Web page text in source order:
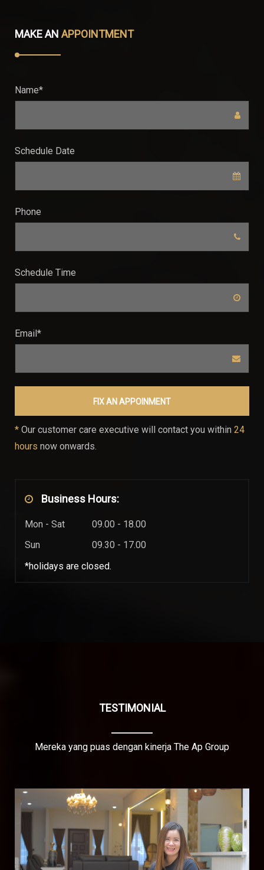
MAKE AN APPOINTMENT
Name*
Schedule Date
Phone
Schedule Time
Email*
FIX AN APPOINMENT
* Our customer care executive will contact you within 24
hours now onwards.
Business Hours:
Mon - Sat
09.00 - 18.00
Sun
09.30 - 17.00
*holidays are closed.
TESTIMONIAL
Mereka yang puas dengan kinerja The Ap Group